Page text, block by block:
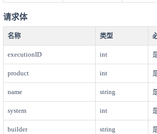
请求体
名称 类型
executionID int
product int
name string
system int
builder string